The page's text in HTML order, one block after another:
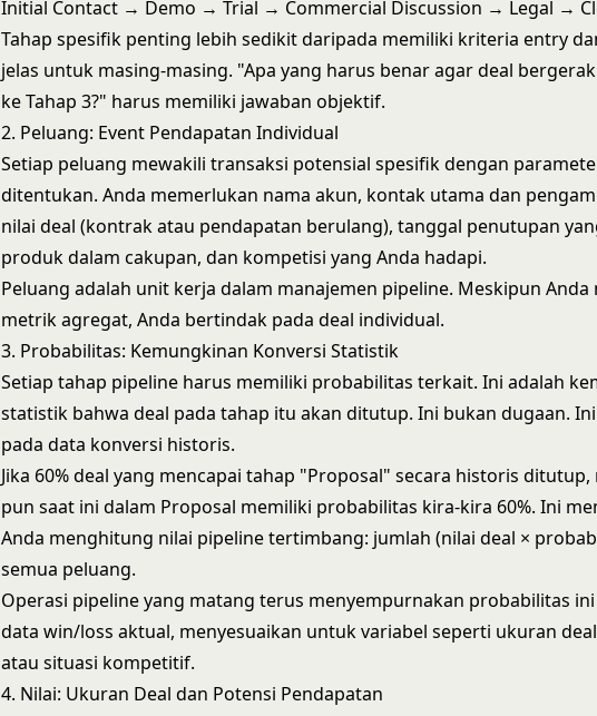
Initial Contact → Demo → Trial → Commercial Discussion → Legal →
Tahap spesifik penting lebih sedikit daripada memiliki kriteria entry
jelas untuk masing-masing. "Apa yang harus benar agar deal
ke Tahap 3?" harus memiliki jawaban objektif.
2. Peluang: Event Pendapatan Individual
Setiap peluang mewakili transaksi potensial spesifik dengan
ditentukan. Anda memerlukan nama akun, kontak utama dan
nilai deal (kontrak atau pendapatan berulang), tanggal penutupan
produk dalam cakupan, dan kompetisi yang Anda hadapi.
Peluang adalah unit kerja dalam manajemen pipeline. Meskipun Anda
metrik agregat, Anda bertindak pada deal individual.
3. Probabilitas: Kemungkinan Konversi Statistik
Setiap tahap pipeline harus memiliki probabilitas terkait. Ini adalah
statistik bahwa deal pada tahap itu akan ditutup. Ini bukan dugaan.
pada data konversi historis.
Jika 60% deal yang mencapai tahap "Proposal" secara historis ditutup,
pun saat ini dalam Proposal memiliki probabilitas kira-kira 60%. Ini
Anda menghitung nilai pipeline tertimbang: jumlah (nilai deal ×
semua peluang.
Operasi pipeline yang matang terus menyempurnakan probabilitas
data win/loss aktual, menyesuaikan untuk variabel seperti ukuran
atau situasi kompetitif.
4. Nilai: Ukuran Deal dan Potensi Pendapatan